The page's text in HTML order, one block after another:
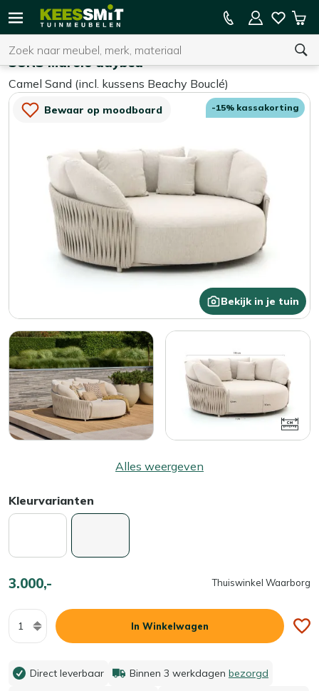
Kees
Tuinmeubelen
Zoeken
U heeft geen product(en) in uw winkelwagen.
15% kassakorting op de hele collectie
SUNS Marolo daybed
Camel Sand (incl. kussens Beachy Bouclé)
Bewaar op moodboard
Bekijk in je tuin
-15% kassakorting
Alles weergeven
Kleurvarianten
3.000,- Thuiswinkel Waarborg
Aantal
In Winkelwagen
Direct leverbaar Binnen 3 werkdagen bezorgd